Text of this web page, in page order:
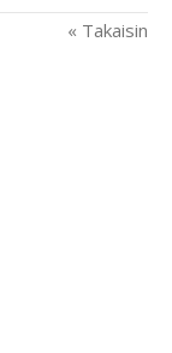
« Takaisin